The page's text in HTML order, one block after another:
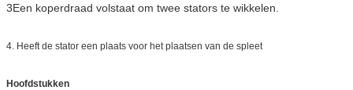
3Een koperdraad volstaat om twee stators te wikkelen.
4. Heeft de stator een plaats voor het plaatsen van de spleet
Hoofdstukken